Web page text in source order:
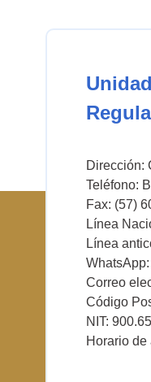
Dirección:
Teléfono:
Fax: (57)
Línea
Línea
WhatsApp:
Correo
Código
NIT:
Horario de